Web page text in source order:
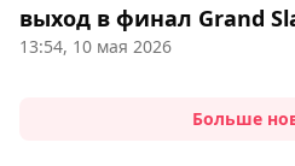
выход в финал Grand
13:54, 10 мая 2026
Больше